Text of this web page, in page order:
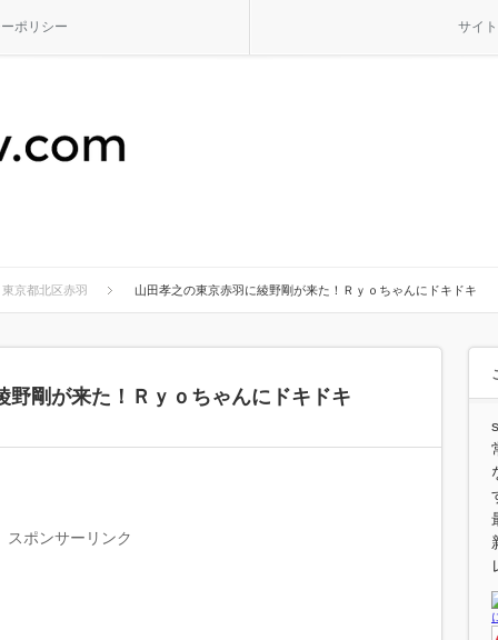
ポリシー サイ
東京都北区赤羽 山田孝之の東京赤羽に綾野剛が来た！Ｒｙｏちゃんにドキドキ
野剛が来た！Ｒｙｏちゃんにドキドキ
スポンサーリンク